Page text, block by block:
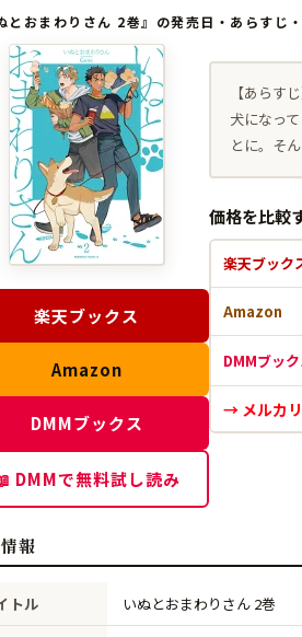
とおまわりさん 2巻』の発売日・あらすじ
楽天ブックス
Amazon
DMMブックス
DMMで無料試し読み
【あらすじ
犬になっ
とに。そ
価格を比較
楽天ブック
Amazon
DMMブッ
→ メルカ
報
トル いぬとおまわりさん 2巻